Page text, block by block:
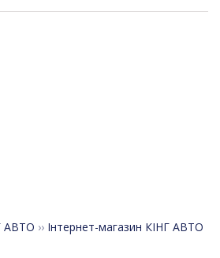
АВТО ›› Інтернет-магазин КІНГ АВТО